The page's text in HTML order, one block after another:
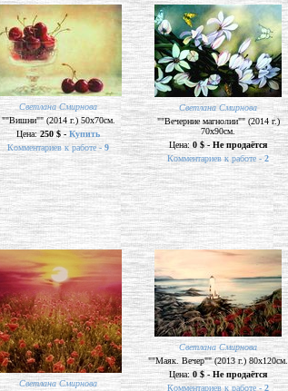
Светлана Смирнова
""Вишни"" (2014 г.) 50х70см.
Цена:250 $ - Купить
Комментариев к работе -9
Светлана Смирнова
""Вечерние магнолии"" (2014 г.)
70х90см.
Цена: 0 $ - Не продаётся
Комментариев к работе -2
Светлана Смирнова
Светлана Смирнова
""Маяк. Вечер"" (2013 г.) 80х120см.
Цена:0 $ - Не продаётся
Комментариев к работе - 2